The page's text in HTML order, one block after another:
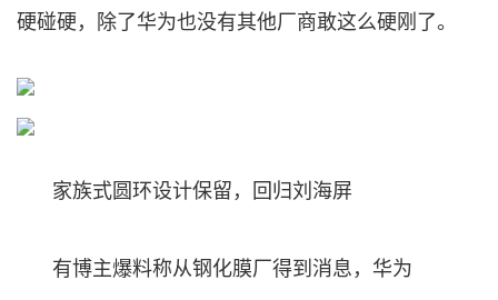
硬碰硬，除了华为也没有其他厂商敢这么硬刚了。
家族式圆环设计保留，回归刘海屏
有博主爆料称从钢化膜厂得到消息，华为